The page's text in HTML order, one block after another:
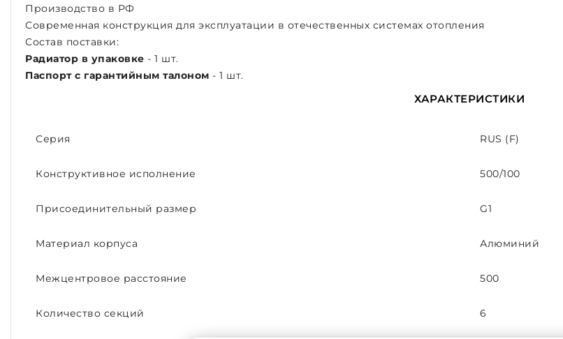
Производство в РФ
Современная конструкция для эксплуатации в отечественных системах отопления
Состав поставки:
Радиатор в упаковке - 1 шт.
Паспорт с гарантийным талоном - 1 шт.
ХАРАКТЕРИСТИКИ
Серия RUS (F)
Конструктивное исполнение 500/100
Присоединительный размер G1
Материал корпуса Алюминий
Межцентровое расстояние 500
Количество секций 6